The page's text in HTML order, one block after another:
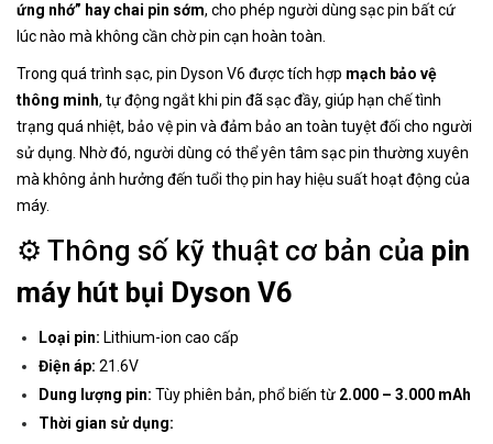
ứng nhớ” hay chai pin sớm, cho phép người dùng sạc pin bất cứ
lúc nào mà không cần chờ pin cạn hoàn toàn.
Trong quá trình sạc, pin Dyson V6 được tích hợp mạch bảo vệ
thông minh, tự động ngắt khi pin đã sạc đầy, giúp hạn chế tình
trạng quá nhiệt, bảo vệ pin và đảm bảo an toàn tuyệt đối cho người
sử dụng. Nhờ đó, người dùng có thể yên tâm sạc pin thường xuyên
mà không ảnh hưởng đến tuổi thọ pin hay hiệu suất hoạt động của
máy.
⚙️ Thông số kỹ thuật cơ bản của pin
máy hút bụi Dyson V6
Loại pin: Lithium-ion cao cấp
Điện áp: 21.6V
Dung lượng pin: Tùy phiên bản, phổ biến từ 2.000 – 3.000 mAh
Thời gian sử dụng: